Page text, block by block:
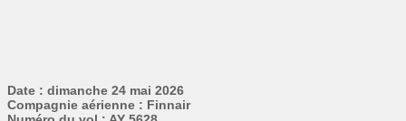
Date : dimanche 24 mai 2026
Compagnie aérienne : Finnair